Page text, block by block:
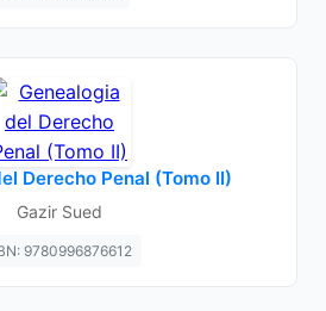
Derecho Penal (Tomo II)
Gazir Sued
9780996876612